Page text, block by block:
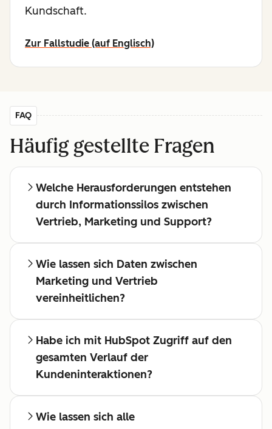
Kundschaft.
Zur Fallstudie (auf Englisch)
FAQ
Häufig gestellte Fragen
Welche Herausforderungen entstehen
durch Informationssilos zwischen
Vertrieb, Marketing und Support?
Wie lassen sich Daten zwischen
Marketing und Vertrieb
vereinheitlichen?
Habe ich mit HubSpot Zugriff auf den
gesamten Verlauf der
Kundeninteraktionen?
Wie lassen sich alle